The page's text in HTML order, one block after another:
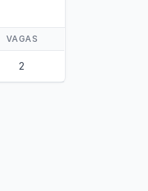
VAGAS
2